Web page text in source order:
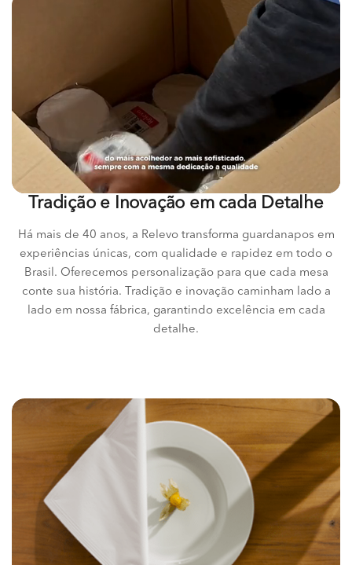
Tradição e Inovação em cada Detalhe
Há mais de 40 anos, a Relevo transforma guardanapos em
experiências únicas, com qualidade e rapidez em todo o
Brasil. Oferecemos personalização para que cada mesa
conte sua história. Tradição e inovação caminham lado a
lado em nossa fábrica, garantindo excelência em cada
detalhe.